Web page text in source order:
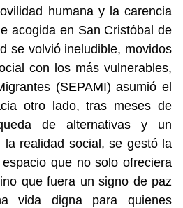
humana y la carencia
acogida en San Cristóbal de
se volvió ineludible, movidos
con los más vulnerables,
(SEPAMI) asumió el
otro lado, tras meses de
de alternativas y un
la realidad social, se gestó la
que no solo ofreciera
que fuera un signo de paz
vida digna para quienes